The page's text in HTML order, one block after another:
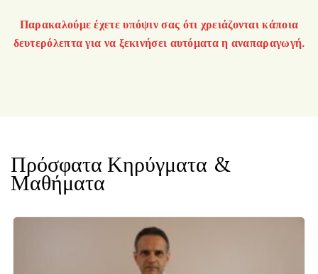
Παρακαλούμε έχετε υπόψιν σας ότι χρειάζονται κάποια
δευτερόλεπτα για να ξεκινήσει αυτόματα η αναπαραγωγή.
Πρόσφατα Κηρύγματα &
Μαθήματα